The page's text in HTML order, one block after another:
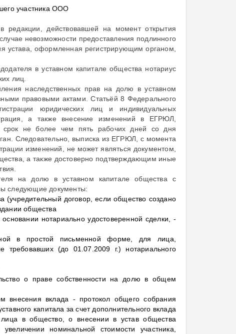
участника ООО
редакции, действовавшей на момент открытия
невозможности предоставления подлинного
устава, оформленная регистрирующим органом,
в уставном капитале общества нотариус
лиц.
наследственных прав на долю в уставном
правовыми актами. Статьёй 8 Федерального
юридических лиц и индивидуальных
а также внесение изменений в ЕГРЮЛ,
срок не более чем пять рабочих дней со дня
Следовательно, выписка из ЕГРЮЛ, с момента
изменений, не может являться документом,
а также достоверно подтверждающим иные
на долю в уставном капитале общества с
следующие документы:
(учредительный договор, если общество создано
общества
нотариально удостоверенной сделки, -
в простой письменной форме, для лица,
(до 01.07.2009 г.) нотариального
о праве собственности на долю в общем
внесения вклада - протокол общего собрания
капитала за счет дополнительного вклада
лица в общество, о внесении в устав общества
номинальной стоимости участника,